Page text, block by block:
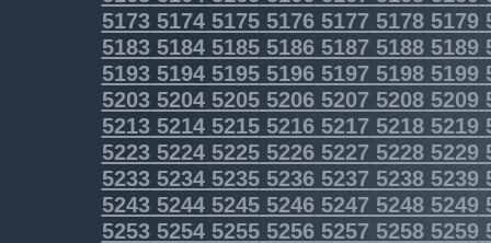
5173517451755176517751785179
5183518451855186518751885189
51935194519551965197 51985199
52035204520552065207 52085209
5213521452155216521752185219
52235224522552265227 52285229
52335234523552365237 52385239
52435244524552465247 52485249
52535254525552565257 52585259